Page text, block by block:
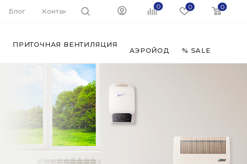
Блог Контакты
0 0 0
ПРИТОЧНАЯ ВЕНТИЛЯЦИЯ
АЭРОЙОД % SALE